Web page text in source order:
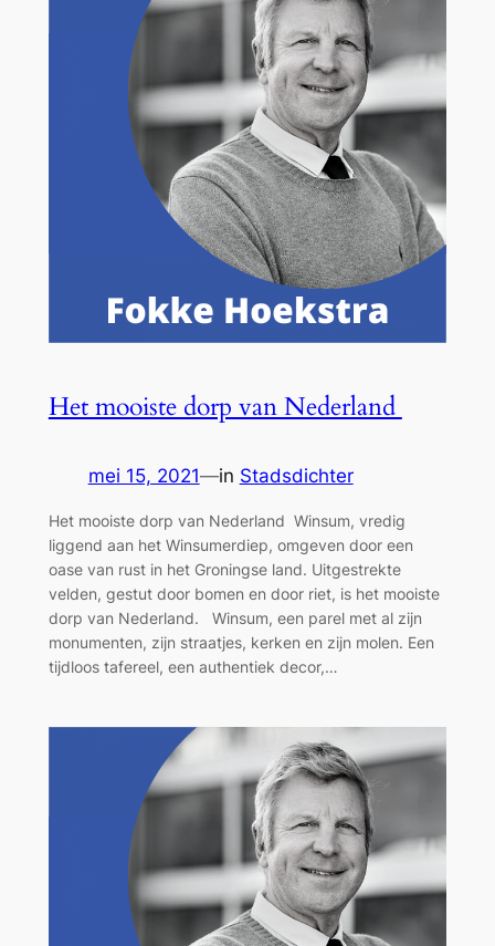
Het mooiste dorp van Nederland
mei 15, 2021—in Stadsdichter
Het mooiste dorp van Nederland Winsum, vredig
liggend aan het Winsumerdiep, omgeven door een
oase van rust in het Groningse land. Uitgestrekte
velden, gestut door bomen en door riet, is het mooiste
dorp van Nederland. Winsum, een parel met al zijn
monumenten, zijn straatjes, kerken en zijn molen. Een
tijdloos tafereel, een authentiek decor,…